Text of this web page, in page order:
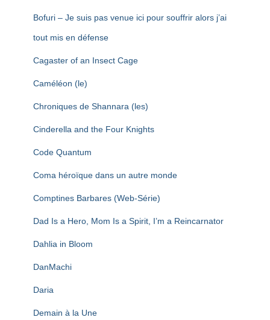
Bofuri – Je suis pas venue ici pour souffrir alors j’ai
tout mis en défense
Cagaster of an Insect Cage
Caméléon (le)
Chroniques de Shannara (les)
Cinderella and the Four Knights
Code Quantum
Coma héroïque dans un autre monde
Comptines Barbares (Web-Série)
Dad Is a Hero, Mom Is a Spirit, I’m a Reincarnator
Dahlia in Bloom
DanMachi
Daria
Demain à la Une